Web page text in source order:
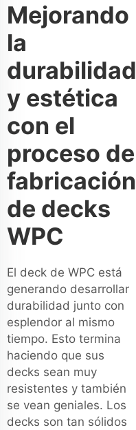
Mejorando
la
durabilidad
y estética
con el
proceso de
fabricación
de decks
WPC
El deck de WPC está
generando desarrollar
durabilidad junto con
esplendor al mismo
tiempo. Esto termina
haciendo que sus
decks sean muy
resistentes y también
se vean geniales. Los
decks son tan sólidos